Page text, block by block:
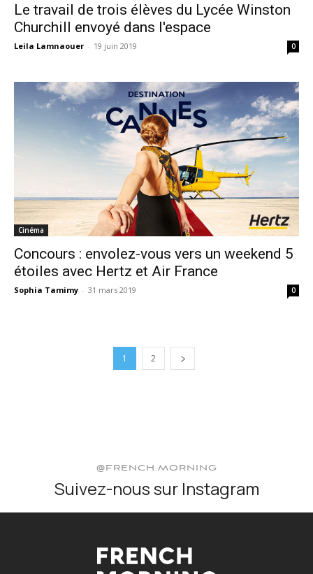
Le travail de trois élèves du Lycée Winston
Churchill envoyé dans l'espace
Leila Lamnaouer - 19 juin 2019 0
Cinéma
Concours : envolez-vous vers un weekend 5
étoiles avec Hertz et Air France
Sophia Tamimy - 31 mars 2019 0
1 2
@FRENCH.MORNING
Suivez-nous sur Instagram